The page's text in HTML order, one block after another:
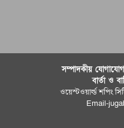
সম্পাদকীয়
বার্তা ও
ওয়েস্টওয়ার্ল্ড শপিং
Email-